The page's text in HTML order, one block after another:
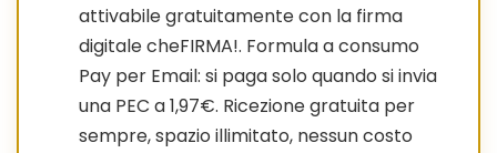
attivabile gratuitamente con la firma
digitale cheFIRMA!. Formula a consumo
Pay per Email: si paga solo quando si invia
una PEC a 1,97€. Ricezione gratuita per
sempre, spazio illimitato, nessun costo